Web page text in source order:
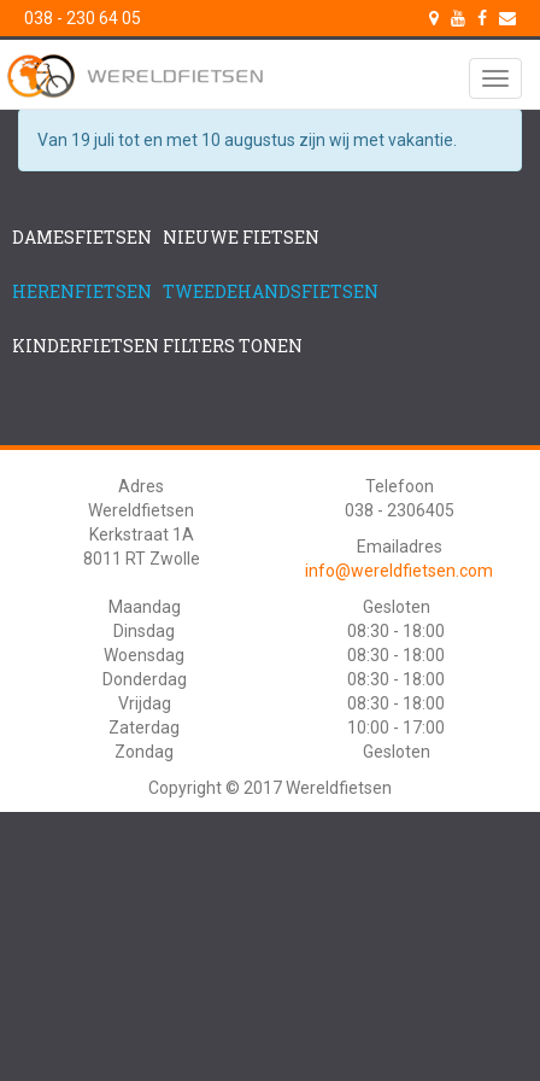
038 - 230 64 05
Van 19 juli tot en met 10 augustus zijn wij met vakantie.
DAMESFIETSEN
HERENFIETSEN
KINDERFIETSEN
NIEUWE FIETSEN
TWEEDEHANDSFIETSEN
FILTERS TONEN
Adres
Wereldfietsen
Kerkstraat 1A
8011 RT Zwolle
Telefoon
038 - 2306405
Emailadres
info@wereldfietsen.com
Maandag
Gesloten
Dinsdag
08:30 - 18:00
Woensdag
08:30 - 18:00
Donderdag
08:30 - 18:00
Vrijdag
08:30 - 18:00
Zaterdag
10:00 - 17:00
Zondag
Gesloten
Copyright © 2017 Wereldfietsen